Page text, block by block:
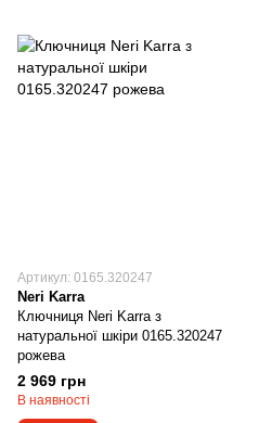
Артикул: 0165.320247
Neri Karra
Ключниця Neri Karra з
натуральної шкіри 0165.320247
рожева
2 969 грн
В наявності